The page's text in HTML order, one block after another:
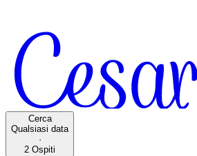
Cerca
Qualsiasi data
·
2 Ospiti